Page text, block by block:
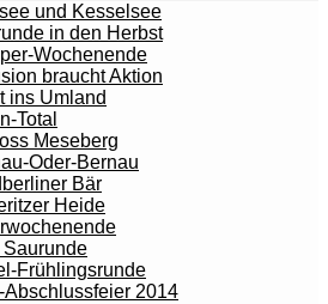
und Kesselsee
in den Herbst
Wochenende
braucht Aktion
ins Umland
Total
Meseberg
Oder-Bernau
Bär
Heide
Frühlingsrunde
Abschlussfeier 2014